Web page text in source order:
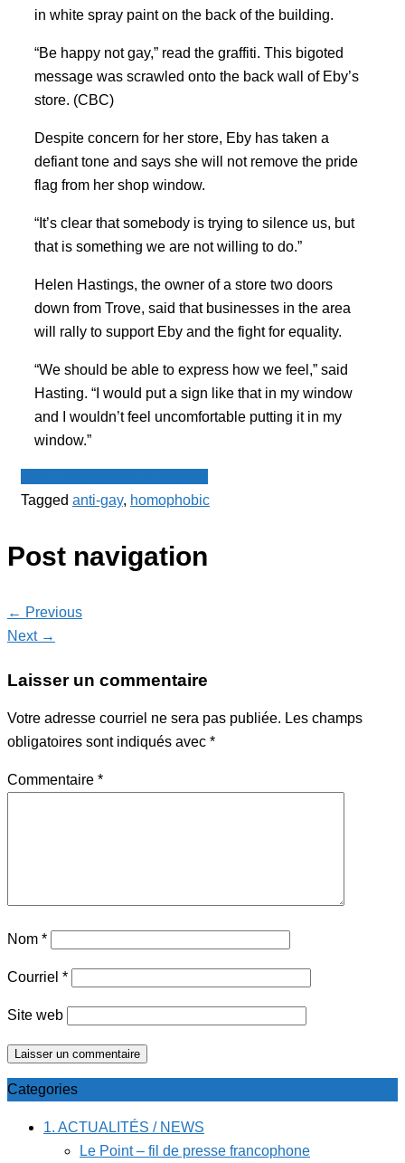
in white spray paint on the back of the building.
“Be happy not gay,” read the graffiti. This bigoted
message was scrawled onto the back wall of Eby’s
store. (CBC)
Despite concern for her store, Eby has taken a
defiant tone and says she will not remove the pride
flag from her shop window.
“It’s clear that somebody is trying to silence us, but
that is something we are not willing to do.”
Helen Hastings, the owner of a store two doors
down from Trove, said that businesses in the area
will rally to support Eby and the fight for equality.
“We should be able to express how we feel,” said
Hasting. “I would put a sign like that in my window
and I wouldn’t feel uncomfortable putting it in my
window.”
Tagged anti-gay, homophobic
Post navigation
← Previous
Next →
Laisser un commentaire
Votre adresse courriel ne sera pas publiée. Les champs
obligatoires sont indiqués avec *
Commentaire *
Nom *
Courriel *
Site web
Categories
1. ACTUALITÉS / NEWS
Le Point – fil de presse francophone